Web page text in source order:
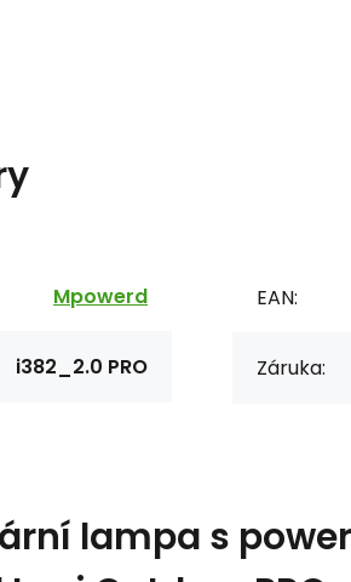
Mpowerd
i382_2.0 PRO
EAN:
Záruka:
lampa s